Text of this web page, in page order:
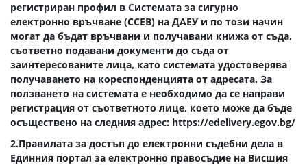
регистриран профил в Системата за сигурно
електронно връчване (ССEВ) на ДАЕУ и по този начин
могат да бъдат връчвани и получавани книжа от съда,
съответно подавани документи до съда от
заинтересованите лица, като системата удостоверява
получаването на кореспонденцията от адресата. За
ползването на системата е необходимо да се направи
регистрация от съответното лице, което може да бъде
осъществено на следния адрес: https://edelivery.egov.bg/
2.Правилата за достъп до електронни съдебни дела в
Единния портал за електронно правосъдие на Висшия